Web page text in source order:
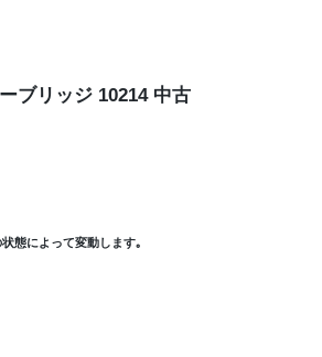
ブリッジ 10214 中古
態によって変動します｡